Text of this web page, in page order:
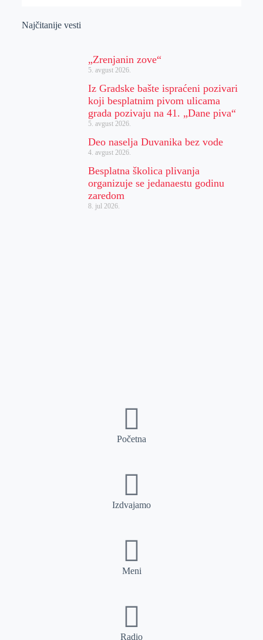
Najčitanije vesti
„Zrenjanin zove“
5. avgust 2026.
Iz Gradske bašte ispraćeni pozivari
koji besplatnim pivom ulicama
grada pozivaju na 41. „Dane piva“
5. avgust 2026.
Deo naselja Duvanika bez vode
4. avgust 2026.
Besplatna školica plivanja
organizuje se jedanaestu godinu
zaredom
8. jul 2026.
Početna
Izdvajamo
Meni
Radio